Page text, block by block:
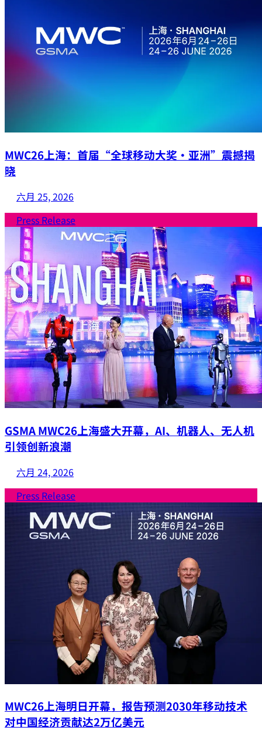
MWC26上海：首届“全球移动大奖·亚洲”震撼揭
晓
六月 25, 2026
Press Release
GSMA MWC26上海盛大开幕，AI、机器人、无人机
引领创新浪潮
六月 24, 2026
Press Release
MWC26上海明日开幕，报告预测2030年移动技术
对中国经济贡献达2万亿美元